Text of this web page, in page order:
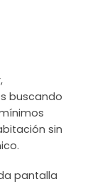
buscando
sin
pantalla